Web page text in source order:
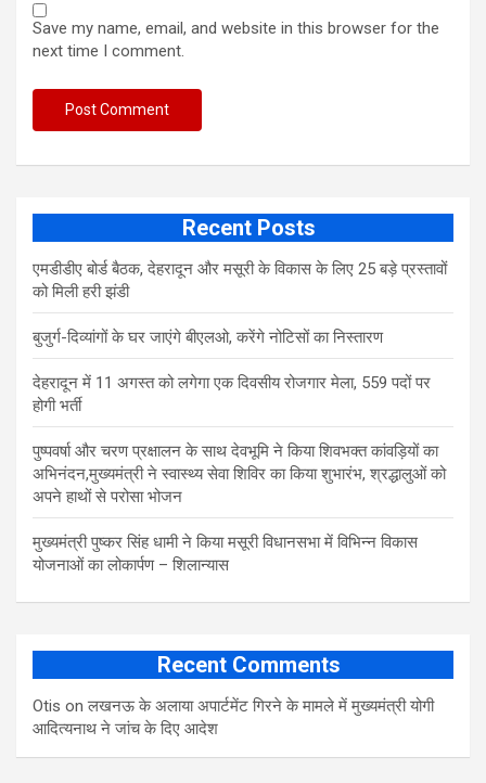
Save my name, email, and website in this browser for the
next time I comment.
Recent Posts
एमडीडीए बोर्ड बैठक, देहरादून और मसूरी के विकास के लिए 25 बड़े प्रस्तावों
को मिली हरी झंडी
बुजुर्ग-दिव्यांगों के घर जाएंगे बीएलओ, करेंगे नोटिसों का निस्तारण
​देहरादून में 11 अगस्त को लगेगा एक दिवसीय रोजगार मेला, 559 पदों पर
होगी भर्ती
पुष्पवर्षा और चरण प्रक्षालन के साथ देवभूमि ने किया शिवभक्त कांवड़ियों का
अभिनंदन,मुख्यमंत्री ने स्वास्थ्य सेवा शिविर का किया शुभारंभ, श्रद्धालुओं को
अपने हाथों से परोसा भोजन
मुख्यमंत्री पुष्कर सिंह धामी ने किया मसूरी विधानसभा में विभिन्न विकास
योजनाओं का लोकार्पण – शिलान्यास
Recent Comments
Otis onलखनऊ के अलाया अपार्टमेंट गिरने के मामले में मुख्‍यमंत्री योगी
आद‍ित्‍यनाथ ने जांच के द‍िए आदेश